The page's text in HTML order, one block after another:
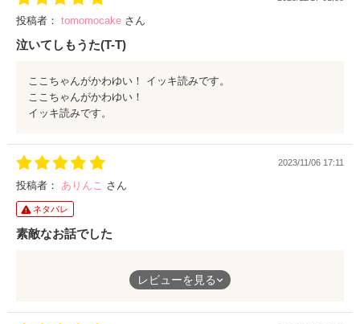
投稿者： tomomocake さん
泣いてしもうた(T-T)
ここちゃんがかわゆい！ イッキ読みです。
ここちゃんがかわゆい！
イッキ読みです。
2023/11/06 17:11
投稿者： ありんこ さん
ネタバレ
素敵なお話でした
超えなくてはいけない壁を、のりこえて、、、
蓮さんの愛が溢れて、読んでいてあったかくなる作品でした。
レビューを見る